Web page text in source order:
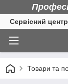
Сервісний
Товари та